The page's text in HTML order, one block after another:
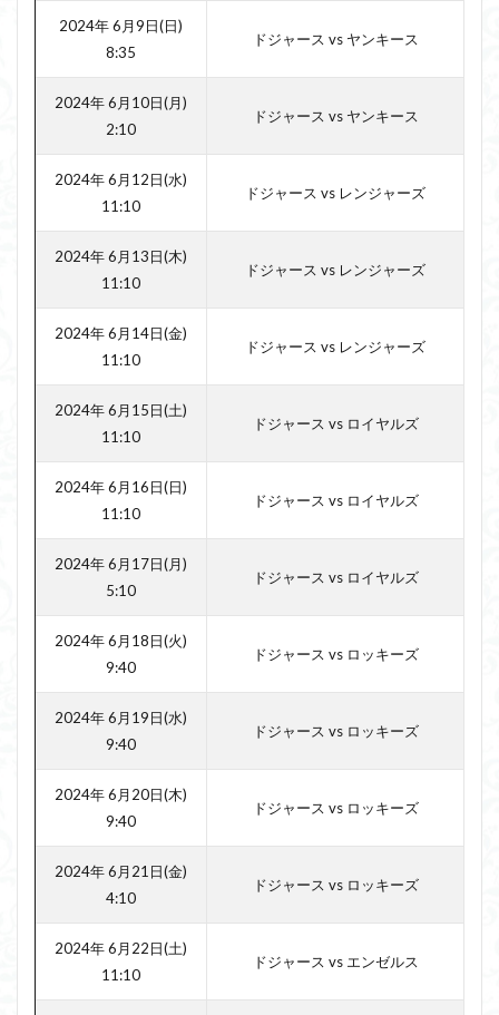
2024年 6月9日(日)
8:35
ドジャース vs ヤンキース
2024年 6月10日(月)
2:10
ドジャース vs ヤンキース
2024年 6月12日(水)
11:10
ドジャース vs レンジャーズ
2024年 6月13日(木)
11:10
ドジャース vs レンジャーズ
2024年 6月14日(金)
11:10
ドジャース vs レンジャーズ
2024年 6月15日(土)
11:10
ドジャース vs ロイヤルズ
2024年 6月16日(日)
11:10
ドジャース vs ロイヤルズ
2024年 6月17日(月)
5:10
ドジャース vs ロイヤルズ
2024年 6月18日(火)
9:40
ドジャース vs ロッキーズ
2024年 6月19日(水)
9:40
ドジャース vs ロッキーズ
2024年 6月20日(木)
9:40
ドジャース vs ロッキーズ
2024年 6月21日(金)
4:10
ドジャース vs ロッキーズ
2024年 6月22日(土)
11:10
ドジャース vs エンゼルス